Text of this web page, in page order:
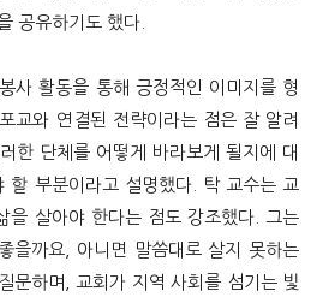
공유하기도 했다.
사 활동을 통해 긍정적인 이미지를 형
교와 연결된 전략이라는 점은 잘 알려
한 단체를 어떻게 바라보게 될지에 대
할 부분이라고 설명했다. 탁 교수는 교
을 살아야 한다는 점도 강조했다. 그는
을까요, 아니면 말씀대로 살지 못하는
문하며, 교회가 지역 사회를 섬기는 빛